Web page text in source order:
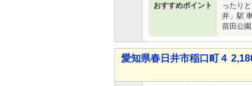
おすすめポイント
ったり
井」駅
苗田公
愛知県春日井市稲口町４